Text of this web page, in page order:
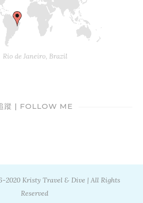
蹤 | FOLLOW ME
2020 Kristy Travel & Dive | All Rights
Reserved